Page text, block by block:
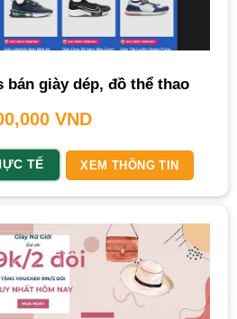
bán giày dép, đồ thể thao
VND
TẾ XEM THÔNG TIN